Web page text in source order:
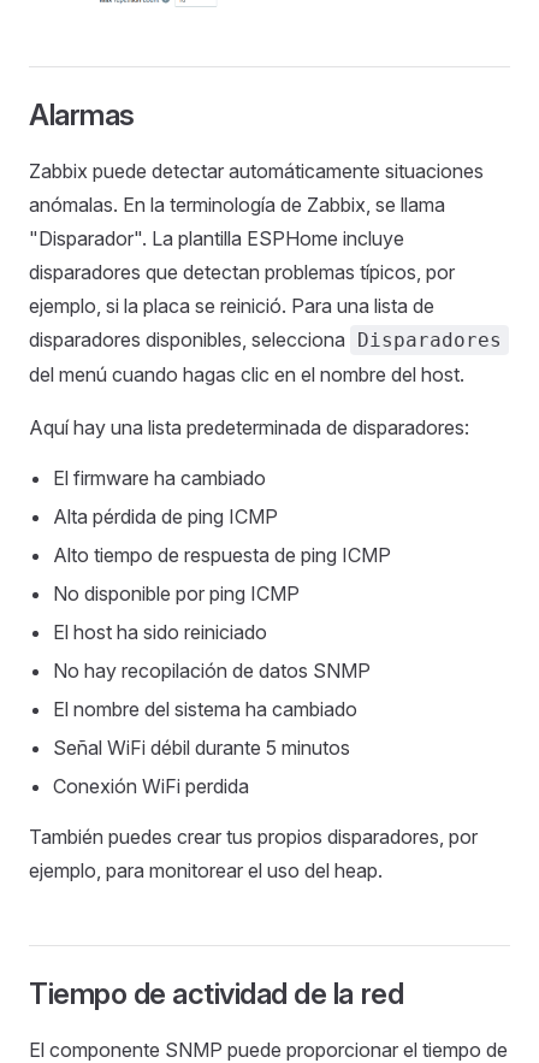
Alarmas
Zabbix puede detectar automáticamente situaciones
anómalas. En la terminología de Zabbix, se llama
"Disparador". La plantilla ESPHome incluye
disparadores que detectan problemas típicos, por
ejemplo, si la placa se reinició. Para una lista de
disparadores disponibles, selecciona
Disparadores
del menú cuando hagas clic en el nombre del host.
Aquí hay una lista predeterminada de disparadores:
El firmware ha cambiado
Alta pérdida de ping ICMP
Alto tiempo de respuesta de ping ICMP
No disponible por ping ICMP
El host ha sido reiniciado
No hay recopilación de datos SNMP
El nombre del sistema ha cambiado
Señal WiFi débil durante 5 minutos
Conexión WiFi perdida
También puedes crear tus propios disparadores, por
ejemplo, para monitorear el uso del heap.
Tiempo de actividad de la red
El componente SNMP puede proporcionar el tiempo de